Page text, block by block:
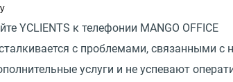
с проблемами, связанными
услуги и не успевают